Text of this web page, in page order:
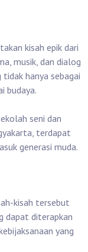
kisah epik dari
musik, dan dialog
hanya sebagai
budaya.
seni dan
terdapat
generasi muda.
kisah tersebut
dapat diterapkan
yang